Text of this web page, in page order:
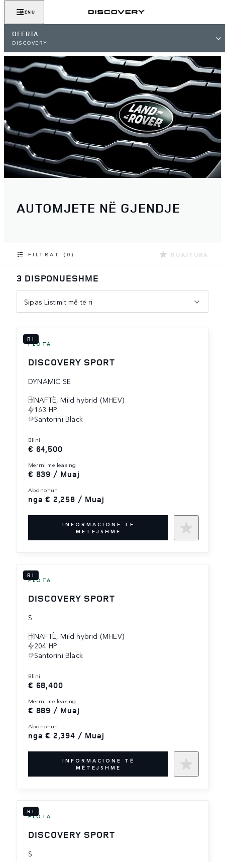
MENU
OFERTA
DISCOVERY
AUTOMJETE NË GJENDJE
FILTRAT (0) RUAJTURA
3 DISPONUESHME
Sipas Listimit më të ri
RI
FLOTA
DISCOVERY SPORT
DYNAMIC SE
NAFTË, Mild hybrid (MHEV)
163 HP
Santorini Black
blini
€ 64,500
merrni me leasing
€ 839 / Muaj
abonohuni
nga € 2,258 / Muaj
INFORMACIONE TË
MËTEJSHME
RI
FLOTA
DISCOVERY SPORT
S
NAFTË, Mild hybrid (MHEV)
204 HP
Santorini Black
blini
€ 68,400
merrni me leasing
€ 889 / Muaj
abonohuni
nga € 2,394 / Muaj
INFORMACIONE TË
MËTEJSHME
RI
FLOTA
DISCOVERY SPORT
S